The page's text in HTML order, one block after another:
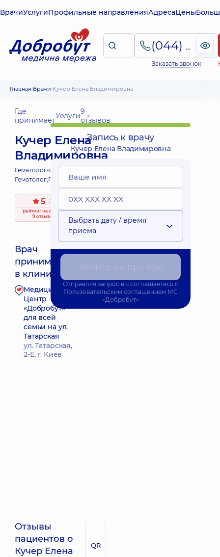
ВрачиУслугиПрофильные направленияАдресаЦены
(044) 495-2-888
Заказать звонок
Главная Врачи Кучер Елена Владимировна
Где
принимаетУслуги9
отзывов
Кучер Елена
Владимировна
Гематолог-онколог детский;
Гематолог;Генетик;
5 / 5
рейтингна основе
9 отзывов
Врач
принимает
в клинике
Медицинский
Центр
«Добробут»
для всей
семьи на ул.
Татарская
ул. Татарская,
2-Е, г. Киев
Запись к врачу
Отзывы
пациентов о
Кучер Елена
QR
Запись к врачу
Кучер Елена Владимировна
Выбрать дату / время
приема
Отправляя запрос вы соглашаетесь с
Пользовательским соглашением МС
«Добробут»